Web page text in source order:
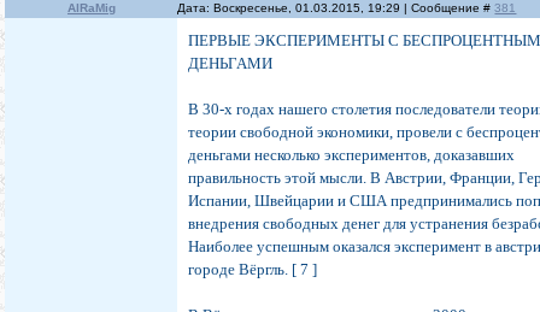
AlRaMig Дата: Воскресенье, 01.03.2015, 19:29 | Сообщение #381
ПЕРВЫЕ ЭКСПЕРИМЕНТЫ С
ДЕНЬГАМИ
В 30-х годах нашего столетия последователи
теории свободной экономики, провели с
деньгами несколько экспериментов, доказавших
правильность этой мысли. В Австрии, Франции,
Испании, Швейцарии и США предпринимались
внедрения свободных денег для устранения
Наиболее успешным оказался эксперимент в
городе Вёргль. [ 7 ]